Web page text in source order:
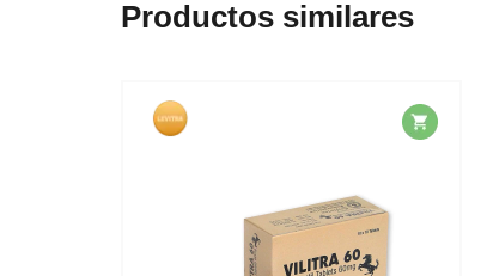
Productos similares